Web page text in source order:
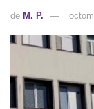
de M. P.